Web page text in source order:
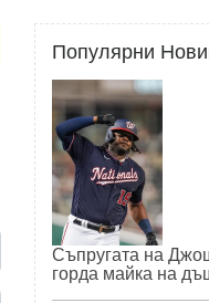
Популярни
Съпругата на
горда майка на